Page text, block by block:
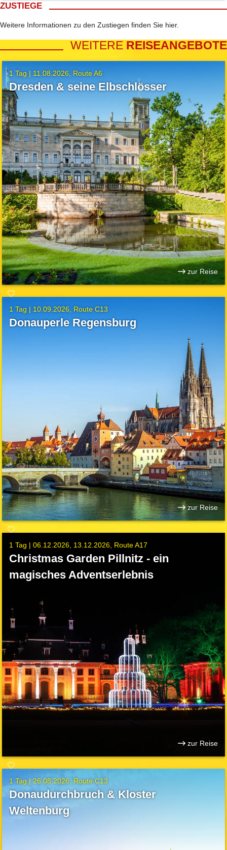
ZUSTIEGE
Weitere Informationen zu den Zustiegen finden Sie hier.
WEITERE REISEANGEBOTE
1 Tag | 11.08.2026 Route A6
Dresden & seine Elbschlösser
zur Reise
1 Tag | 10.09.2026 Route C13
Donauperle Regensburg
zur Reise
1 Tag |06.12.2026 13.12.2026 Route A17
Christmas Garden Pillnitz - ein
magisches Adventserlebnis
zur Reise
1 Tag | 26.08.2026 Route C13
Donaudurchbruch & Kloster
Weltenburg